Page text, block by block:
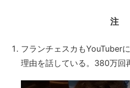
注
フランチェスカもYouTuber
理由を話している。380万回